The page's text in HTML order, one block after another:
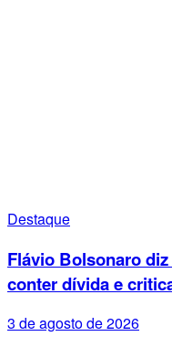
Destaque
Flávio Bolsonaro
conter dívida e
3 de agosto de 2026